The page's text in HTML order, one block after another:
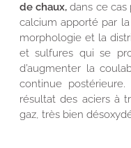
de chaux, dans ce
calcium apporté par
morphologie et la
et sulfures qui se
d’augmenter la
continue
résultat des aciers à
gaz, très bien